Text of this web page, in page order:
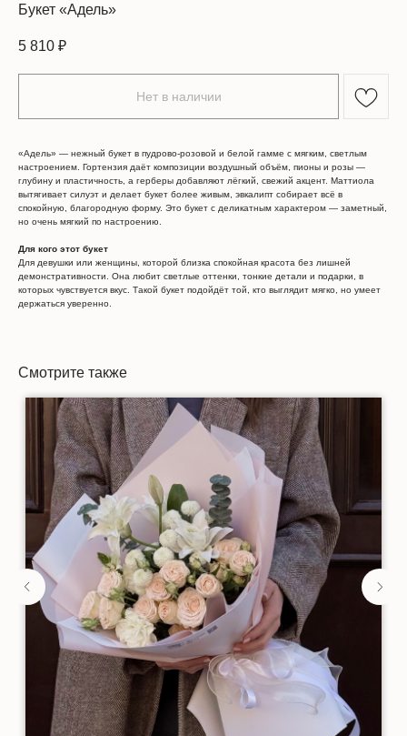
Букет «Адель»
5 810 ₽
Нет в наличии
«Адель» — нежный букет в пудрово-розовой и белой гамме с мягким, светлым
настроением. Гортензия даёт композиции воздушный объём, пионы и розы —
глубину и пластичность, а герберы добавляют лёгкий, свежий акцент. Маттиола
вытягивает силуэт и делает букет более живым, эвкалипт собирает всё в
спокойную, благородную форму. Это букет с деликатным характером — заметный,
но очень мягкий по настроению.
Для кого этот букет
Для девушки или женщины, которой близка спокойная красота без лишней
демонстративности. Она любит светлые оттенки, тонкие детали и подарки, в
которых чувствуется вкус. Такой букет подойдёт той, кто выглядит мягко, но умеет
держаться уверенно.
Смотрите также